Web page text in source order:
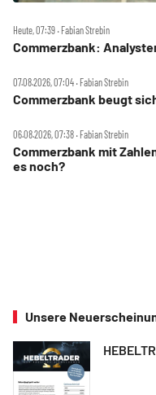
Heute, 07:39 ‧ Fabian Strebin
Commerzbank:
07.08.2026, 07:04 ‧ Fabian Strebin
Commerzbank beugt
06.08.2026, 07:38 ‧ Fabian Strebin
Commerzbank mit
es noch?
Unsere